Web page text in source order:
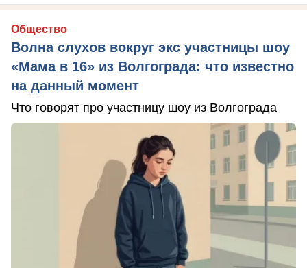
Общество
Волна слухов вокруг экс участницы шоу
«Мама в 16» из Волгограда: что известно
на данный момент
Что говорят про участницу шоу из Волгограда